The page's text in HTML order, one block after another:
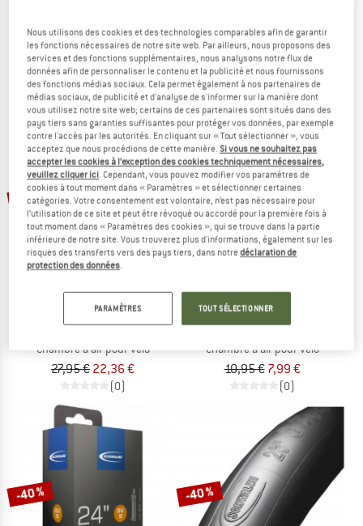
27,5''/28''/29'' (40/62-584/635) SV19
Chambre à air pour vélo
9,90 €7,92 €
(0)
20'' (28/37-438/451) DV7A 32mm
Chambre à air pour vélo
8,90 €5,34 €
(0)
-20 %
Chambre à air pour vélo
27,95 € 22,36 €
(0)
-27 %
Chambre à air pour vélo
10,95 € 7,99 €
(0)
-40 % -40 %
Nous utilisons des cookies et des technologies comparables afin de garantir
les fonctions nécessaires de notre site web. Par ailleurs, nous proposons des
services et des fonctions supplémentaires, nous analysons notre flux de
données afin de personnaliser le contenu et la publicité et nous fournissons
des fonctions médias sociaux. Cela permet également à nos partenaires de
médias sociaux, de publicité et d'analyse de s'informer sur la manière dont
vous utilisez notre site web; certains de ces partenaires sont situés dans des
pays tiers sans garanties suffisantes pour protéger vos données, par exemple
contre l'accès par les autorités. En cliquant sur « Tout sélectionner », vous
acceptez que nous procédions de cette manière.Si vous ne souhaitez pas
accepter les cookies à l’exception des cookies techniquement nécessaires,
veuillez cliquer ici. Cependant, vous pouvez modifier vos paramètres de
cookies à tout moment dans « Paramètres » et sélectionner certaines
catégories. Votre consentement est volontaire, n’est pas nécessaire pour
l’utilisation de ce site et peut être révoqué ou accordé pour la première fois à
tout moment dans « Paramètres des cookies », qui se trouve dans la partie
inférieure de notre site. Vous trouverez plus d'informations, également sur les
risques des transferts vers des pays tiers, dans notredéclaration de
protection des données.
PARAMÈTRES TOUT SÉLECTIONNER